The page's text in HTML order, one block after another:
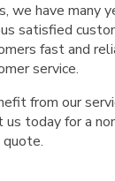
we have many
satisfied
fast and
service.
from our
today for a